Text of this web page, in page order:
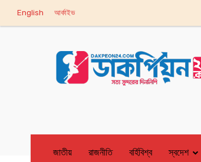
English আর্কাইভ
জাতীয় রাজনীতি বর্হিবিশ্ব স্বদেশ